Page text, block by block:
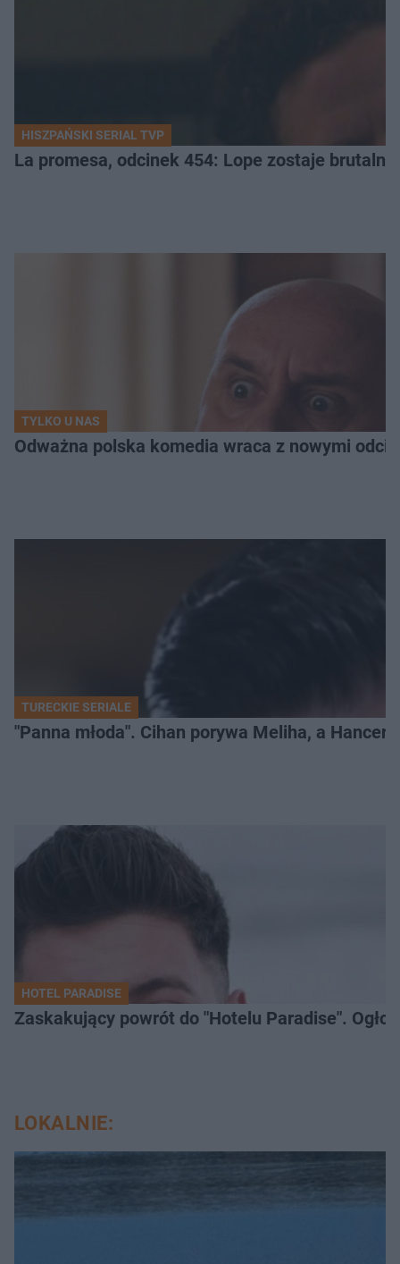
HISZPAŃSKI SERIAL TVP
La promesa, odcinek 454: Lope zostaje
TYLKO U NAS
Odważna polska komedia wraca z nowymi
TURECKIE SERIALE
"Panna młoda". Cihan porywa Meliha, a
HOTEL PARADISE
Zaskakujący powrót do "Hotelu Paradise".
LOKALNIE: